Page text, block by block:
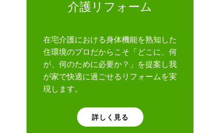
介護リフォーム
在宅介護における身体機能を熟知した
住環境のプロだからこそ「どこに、何
が、何のために必要か？」を提案し我
が家で快適に過ごせるリフォームを実
現します。
詳しく見る